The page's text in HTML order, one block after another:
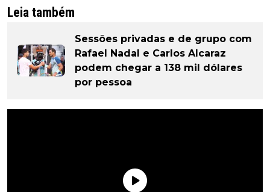
Leia também
Sessões privadas e de grupo com
Rafael Nadal e Carlos Alcaraz
podem chegar a 138 mil dólares
por pessoa